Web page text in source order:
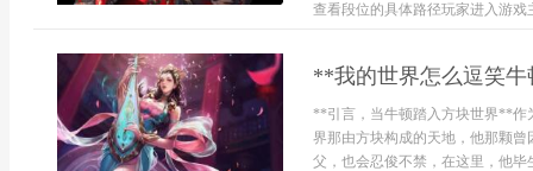
查看段位的具体路径玩家进入游
**我的世界怎么逗笑
**引言，当牛顿踏入方块世界**作
界那由方块构成的天地，他那颗
父，也会忍俊不禁，在这里，他